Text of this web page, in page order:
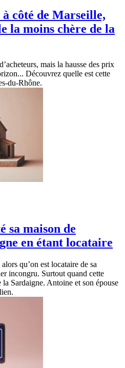
côté de Marseille,
la moins chère de la
mais la hausse des prix
Découvrez quelle est cette
du-Rhône.
sa maison de
en étant locataire
qu’on est locataire de sa
incongru. Surtout quand cette
Sardaigne. Antoine et son épouse